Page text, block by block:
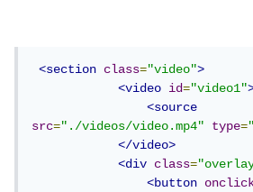
<section class="video">
<video
id="video1"
<source
src="./videos/video.mp4" type=
</video>
<div
class=
<button